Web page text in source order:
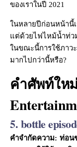
ของเราในปี 2021
ในหลายปีก่อนหน้านี้
แต่ด้วยไฟไหม้น้ำท่ว
ในขณะนี้การใช้ภาว
มากไปกว่านี้หรือ?
คำศัพท์ให
5. bottle
คำจำกัดความ: ท่อน